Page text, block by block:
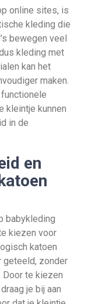
online sites, is
kleding die
bewegen veel
kleding met
kan het
maken.
kleintje kunnen
in de
en
babykleding
kiezen voor
katoen
geteeld, zonder
Door te kiezen
je bij aan